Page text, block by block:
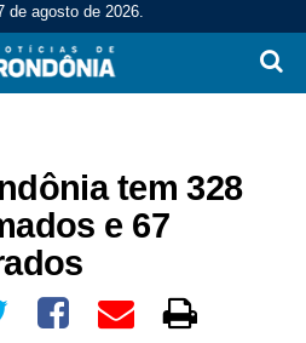
de agosto de 2026.
tem 328
e 67